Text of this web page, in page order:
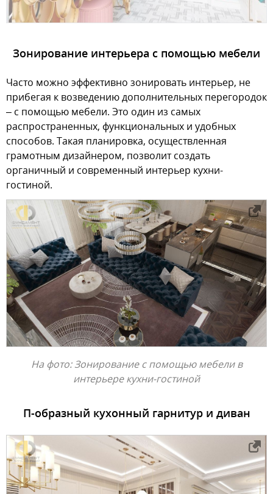
Зонирование интерьера с помощью мебели
Часто можно эффективно зонировать интерьер, не
прибегая к возведению дополнительных перегородок
– с помощью мебели. Это один из самых
распространенных, функциональных и удобных
способов. Такая планировка, осуществленная
грамотным дизайнером, позволит создать
органичный и современный интерьер кухни-
гостиной.
На фото: Зонирование с помощью мебели в
интерьере кухни-гостиной
П-образный кухонный гарнитур и диван